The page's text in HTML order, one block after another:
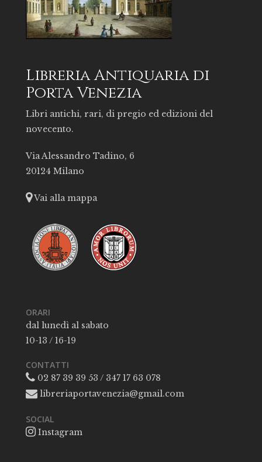
Libreria Antiquaria di
Porta Venezia
Libri antichi, rari, di pregio ed edizioni del
novecento.
Via Alessandro Tadino, 6
20124 Milano
Vai alla mappa
ORARI
dal lunedì al sabato
10-13 / 16-19
CONTATTI
02 87 39 39 53 / 347 17 63 078
libreriaportavenezia@gmail.com
SOCIAL
Instagram